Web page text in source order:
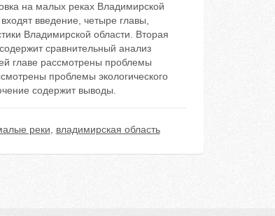
на малых реках Владимирской
введение, четыре главы,
Владимирской области. Вторая
сравнительный анализ
главе рассмотрены проблемы
проблемы экологического
содержит выводы.
реки владимирская область